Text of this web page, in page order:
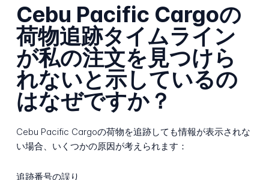
Cebu Pacific Cargoの
荷物追跡タイムライン
が私の注文を見つけら
れないと示しているの
はなぜですか？
Cebu Pacific Cargoの荷物を追跡しても情報が表示されな
い場合、いくつかの原因が考えられます：
追跡番号の誤り